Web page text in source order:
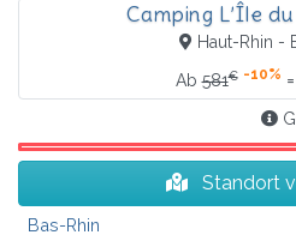
Camping L’Île
Haut-Rhin -
Ab581€ -10% =
Standort
Bas-Rhin